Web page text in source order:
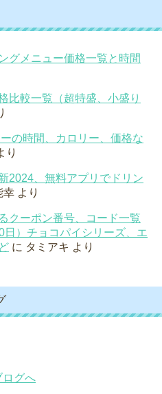
グメニュー価格一覧と時間
比較一覧（超特盛、小盛り
の時間、カロリー、価格な
り
2024、無料アプリでドリン
幸 より
クーポン番号、コード一覧
日）チョコパイシリーズ、エ
に タミアキ より